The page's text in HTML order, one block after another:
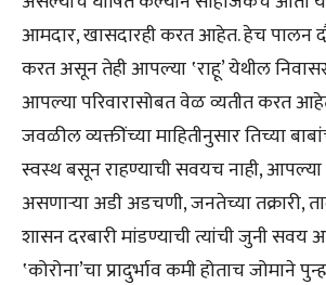
आमदार, खासदारही करत आहेत. हेच पालन
करत असून तेही आपल्या ‛राहू’ येथील
आपल्या परिवारासोबत वेळ व्यतीत करत आहेत.
जवळील व्यक्तींच्या माहितीनुसार तिच्या
स्वस्थ बसून राहण्याची सवयच नाही,
असणाऱ्या अडी अडचणी, जनतेच्या तक्रारी,
शासन दरबारी मांडण्याची त्यांची जुनी सवय
‛कोरोना’चा प्रादुर्भाव कमी होताच जोमाने